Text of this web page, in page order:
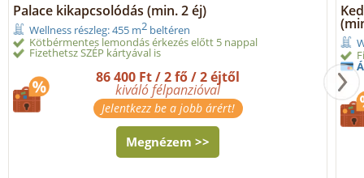
Palace kikapcsolódás (min. 2 éj)
Wellness részleg: 455 m2 beltéren
Kötbérmentes lemondás érkezés előtt 5 nappal
Fizethetsz SZÉP kártyával is
86 400 Ft / 2 fő / 2 éjtől
kiváló félpanzióval
Jelentkezz be a jobb árért!
Megnézem >>